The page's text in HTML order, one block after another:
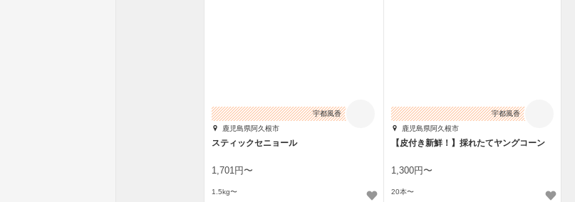
宇都風香
鹿児島県阿久根市
スティックセニョール
1,701円〜
1.5kg〜
宇都風香
鹿児島県阿久根市
【皮付き新鮮！】採れたてヤングコーン
1,300円〜
20本〜